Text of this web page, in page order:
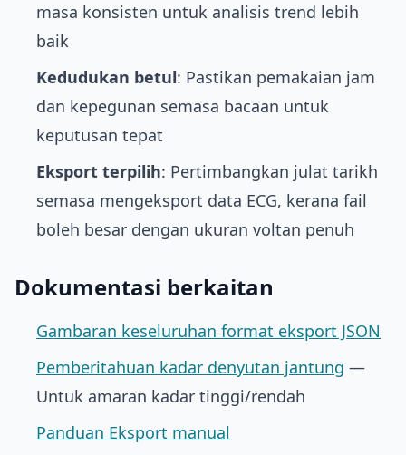
masa konsisten untuk analisis trend lebih
baik
Kedudukan betul: Pastikan pemakaian jam
dan kepegunan semasa bacaan untuk
keputusan tepat
Eksport terpilih: Pertimbangkan julat tarikh
semasa mengeksport data ECG, kerana fail
boleh besar dengan ukuran voltan penuh
Dokumentasi berkaitan
Gambaran keseluruhan format eksport JSON
Pemberitahuan kadar denyutan jantung —
Untuk amaran kadar tinggi/rendah
Panduan Eksport manual